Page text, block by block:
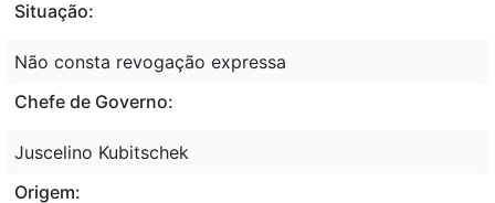
Situação:
Não consta revogação expressa
Chefe de Governo:
Juscelino Kubitschek
Origem: